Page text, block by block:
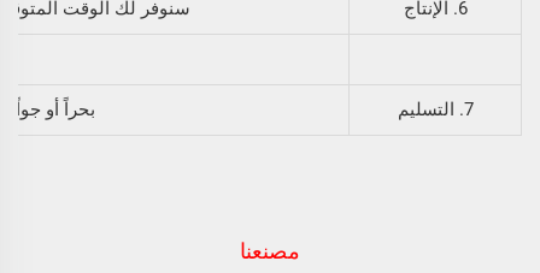
6. الإنتاج سنوفر لك الوقت المتوقع
7. التسليم بحراً أو جواً،
مصنعنا